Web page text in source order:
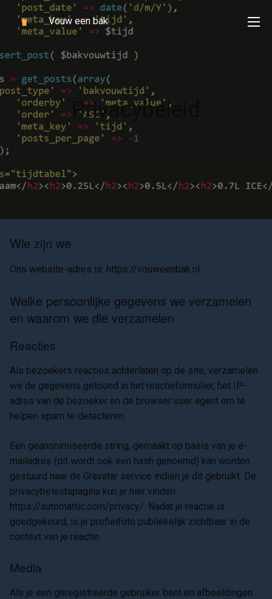
Vouw een bak
Privacybeleid
Wie zijn we
Ons website-adres is: https://vouweenbak.nl.
Welke persoonlijke gegevens we verzamelen
en waarom we die verzamelen
Reacties
Als bezoekers reacties achterlaten op de site, verzamelen
we de gegevens getoond in het reactieformulier, het IP-
adres van de bezoeker en de browser user agent om te
helpen spam te detecteren.
Een geanonimiseerde string, gemaakt op basis van je e-
mailadres (dit wordt ook een hash genoemd) kan worden
gestuurd naar de Gravatar service indien je dit gebruikt. De
privacybeleidspagina kun je hier vinden:
https://automattic.com/privacy/. Nadat je reactie is
goedgekeurd, is je profielfoto publiekelijk zichtbaar in de
context van je reactie.
Media
Als je een geregistreerde gebruiker bent en afbeeldingen